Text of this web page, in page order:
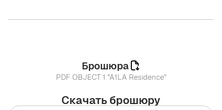
Скачать брошюру
Брошюра
PDF OBJECT 1 "A1LA Residence"